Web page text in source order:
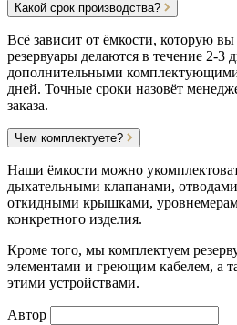
Какой срок производства?
Всё зависит от ёмкости, которую
резервуары делаются в течение 2-3
дополнительными
дней. Точные сроки назовёт
заказа.
Чем комплектуете?
Наши ёмкости можно
дыхательными клапанами,
откидными крышками,
конкретного изделия.
Кроме того, мы комплектуем
элементами и греющим кабелем, а
этими устройствами.
Автор